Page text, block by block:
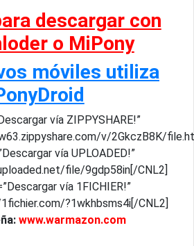
descargar con
o MiPony
móviles utiliza
vía ZIPPYSHARE!”
v/2GkczB8K/
vía UPLOADED!”
file/9gdp58in[/CNL2]
vía 1FICHIER!”
?1wkhbsms4i[/CNL2]
www.warmazon.com